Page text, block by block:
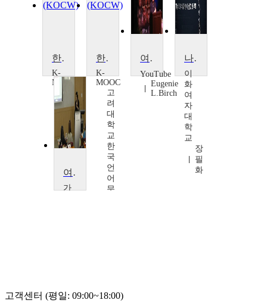
한국의 현대 페미니즘 여성 시인들
K-
MOOC
고
학
교
한
언
어
문
형
한국의 현대 페미니즘 여성 시인들
K-
MOOC
고
려
대
학
교
한
국
언
어
문
형
여성의 건강 : 15년 후의 베이징
YouTube
Eugenie
L.Birch
나의 페미니즘 레시피
이
화
여
자
대
학
교
장
필
화
여성건강간호학 1
가
고객센터 (평일: 09:00~18:00)